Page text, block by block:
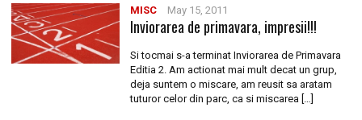
MISC May 15, 2011
Inviorarea de primavara, impresii!!!
Si tocmai s-a terminat Inviorarea de Primavara
Editia 2. Am actionat mai mult decat un grup,
deja suntem o miscare, am reusit sa aratam
tuturor celor din parc, ca si miscarea […]